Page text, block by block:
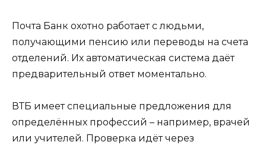
Почта Банк охотно работает с людьми,
получающими пенсию или переводы на счета
отделений. Их автоматическая система даёт
предварительный ответ моментально.
ВТБ имеет специальные предложения для
определённых профессий – например, врачей
или учителей. Проверка идёт через